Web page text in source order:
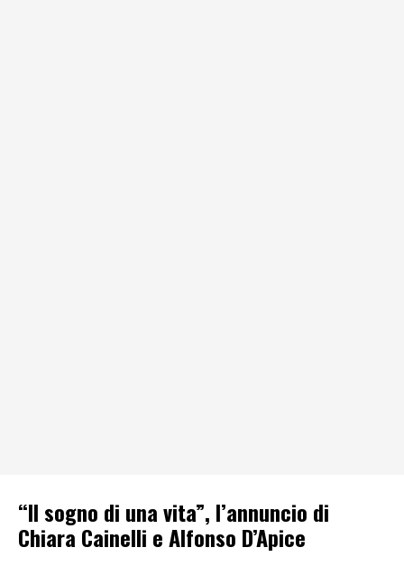
“Il sogno di una vita”, l’annuncio di
Chiara Cainelli e Alfonso D’Apice